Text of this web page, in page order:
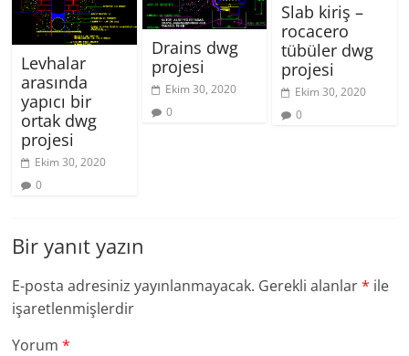
Levhalar
arasında
yapıcı bir
ortak dwg
projesi
Ekim 30, 2020
0
Drains dwg
projesi
Ekim 30, 2020
0
Slab kiriş –
rocacero
tübüler dwg
projesi
Ekim 30, 2020
0
Bir yanıt yazın
E-posta adresiniz yayınlanmayacak. Gerekli alanlar* ile
işaretlenmişlerdir
Yorum*